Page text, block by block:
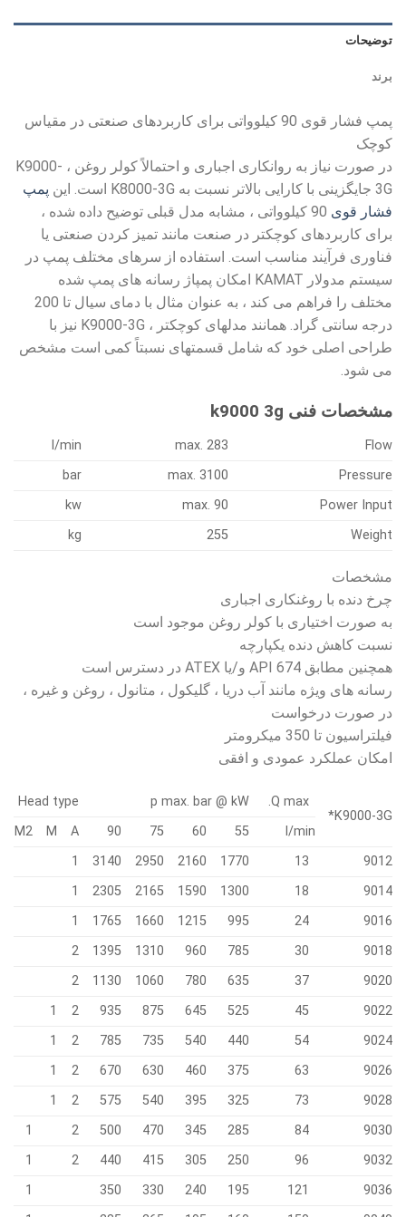
توضیحات
برند
پمپ فشار قوی 90 کیلوواتی برای کاربردهای صنعتی در مقیاس
کوچک
در صورت نیاز به روانکاری اجباری و احتمالاً کولر روغن ، K9000-
3G جایگزینی با کارایی بالاتر نسبت به K8000-3G است. این
پمپ
فشار قوی
90 کیلوواتی ، مشابه مدل قبلی توضیح داده شده ،
برای کاربردهای کوچکتر در صنعت مانند تمیز کردن صنعتی یا
فناوری فرآیند مناسب است. استفاده از سرهای مختلف پمپ در
سیستم مدولار KAMAT امکان پمپاژ رسانه های پمپ شده
مختلف را فراهم می کند ، به عنوان مثال با دمای سیال تا 200
درجه سانتی گراد. همانند مدلهای کوچکتر ، K9000-3G نیز با
طراحی اصلی خود که شامل قسمتهای نسبتاً کمی است مشخص
می شود.
مشخصات فنی k9000 3g
Flow
max. 283
l/min
Pressure
max. 3100
bar
Power Input
max. 90
kw
Weight
255
kg
مشخصات
چرخ دنده با روغنکاری اجباری
به صورت اختیاری با کولر روغن موجود است
نسبت کاهش دنده یکپارچه
همچنین مطابق API 674 و/یا ATEX در دسترس است
رسانه های ویژه مانند آب دریا ، گلیکول ، متانول ، روغن و غیره ،
در صورت درخواست
فیلتراسیون تا 350 میکرومتر
امکان عملکرد عمودی و افقی
K9000-3G*
Q max.
p max. bar @ kW
Head type
l/min
55
60
75
90
A
M
M2
9012
13
1770
2160
2950
3140
1
9014
18
1300
1590
2165
2305
1
9016
24
995
1215
1660
1765
1
9018
30
785
960
1310
1395
2
9020
37
635
780
1060
1130
2
9022
45
525
645
875
935
2
1
9024
54
440
540
735
785
2
1
9026
63
375
460
630
670
2
1
9028
73
325
395
540
575
2
1
9030
84
285
345
470
500
2
1
9032
96
250
305
415
440
2
1
9036
121
195
240
330
350
1